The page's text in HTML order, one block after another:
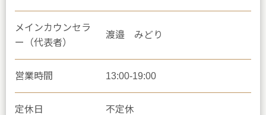
メインカウンセラ
ー（代表者）
渡邉 みどり
営業時間 13:00-19:00
定休日 不定休